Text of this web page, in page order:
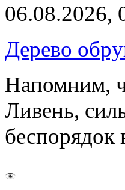
06.08.2026,
Дерево
Напомним,
Ливень,
беспорядок